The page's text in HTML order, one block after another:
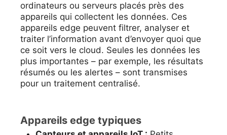
ordinateurs ou serveurs placés près des
appareils qui collectent les données. Ces
appareils edge peuvent filtrer, analyser et
traiter l’information avant d’envoyer quoi que
ce soit vers le cloud. Seules les données les
plus importantes – par exemple, les résultats
résumés ou les alertes – sont transmises
pour un traitement centralisé.
Appareils edge typiques